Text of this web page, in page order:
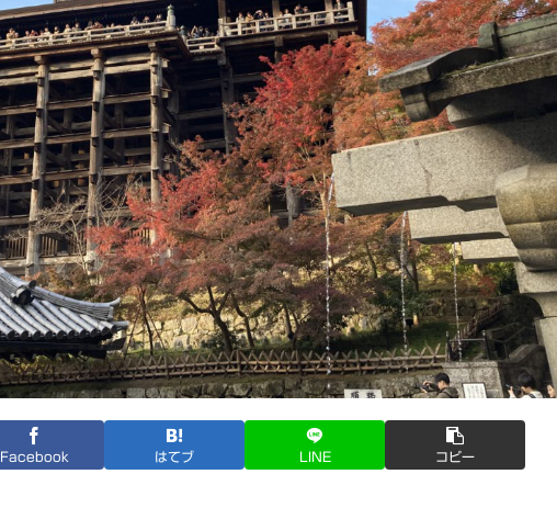
Facebook はてブ LINE コピー